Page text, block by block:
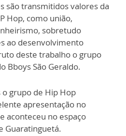
são transmitidos valores da
Hop, como união,
sobretudo
ao desenvolvimento
deste trabalho o grupo
Bboys São Geraldo.
grupo de Hip Hop
apresentação no
aconteceu no espaço
Guaratinguetá.